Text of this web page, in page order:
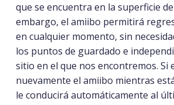
que se encuentra en la superficie
embargo, el amiibo permitirá
en cualquier momento, sin
los puntos de guardado e
sitio en el que nos encontremos. Si
nuevamente el amiibo mientras
le conducirá automáticamente al